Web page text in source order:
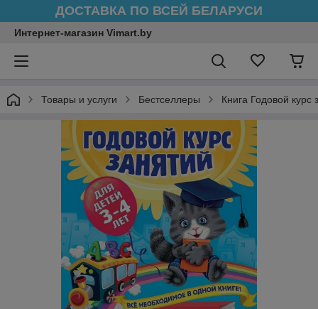
ДОСТАВКА ПО ВСЕЙ БЕЛАРУСИ
Интернет-магазин Vimart.by
Товары и услуги Бестселлеры Книга Годовой курс